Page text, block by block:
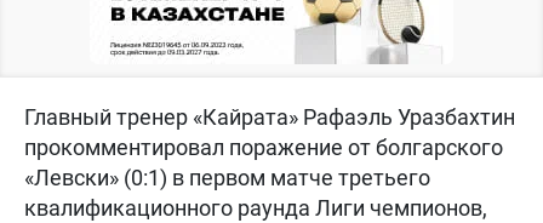
Главный тренер «Кайрата» Рафаэль Уразбахтин
прокомментировал поражение от болгарского
«Левски» (0:1) в первом матче третьего
квалификационного раунда Лиги чемпионов,